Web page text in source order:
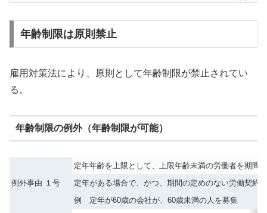
年齢制限は原則禁止
雇用対策法により、原則として年齢制限が禁止されてい
る。
年齢制限の例外（年齢制限が可能）
例外事由 １号
定年年齢を上限として、上限年齢未満の労働者を期間
定年がある場合で、かつ、期間の定めのない労働契約
例 定年が60歳の会社が、60歳未満の人を募集